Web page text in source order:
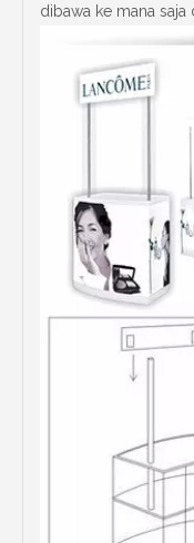
dibawa ke mana saja